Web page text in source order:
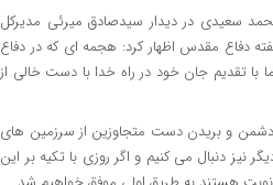
سعیدی در دیدار سیدصادق میرئی مدیرکل
دفاع مقدس اظهار کرد: هجمه ای که در دفاع
با تقدیم جان خود در راه خدا با دست خالی از
دشمن و بریدن دست متجاوزین از سرزمین های
نیز دنبال می کنیم و اگر روزی با تکیه بر این